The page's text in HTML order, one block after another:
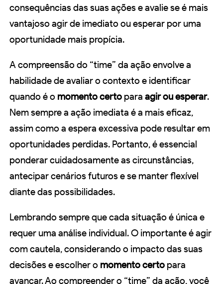
consequências das suas ações e avalie se é mais
vantajoso agir de imediato ou esperar por uma
oportunidade mais propícia.
A compreensão do “time” da ação envolve a
habilidade de avaliar o contexto e identificar
quando é o momento certo para agir ou esperar.
Nem sempre a ação imediata é a mais eficaz,
assim como a espera excessiva pode resultar em
oportunidades perdidas. Portanto, é essencial
ponderar cuidadosamente as circunstâncias,
antecipar cenários futuros e se manter flexível
diante das possibilidades.
Lembrando sempre que cada situação é única e
requer uma análise individual. O importante é agir
com cautela, considerando o impacto das suas
decisões e escolher o momento certo para
avançar. Ao compreender o “time” da ação, você